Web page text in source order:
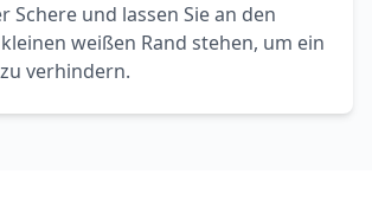
Schere und lassen Sie an den
weißen Rand stehen, um ein
verhindern.